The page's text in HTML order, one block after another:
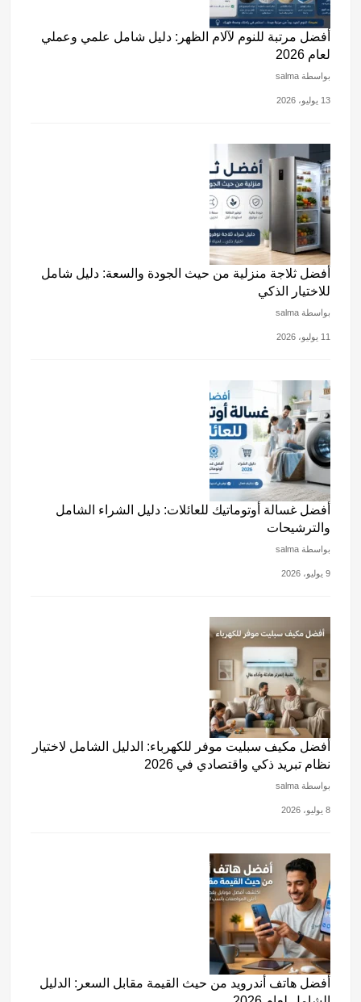
أفضل مرتبة للنوم لآلام الظهر: دليل شامل علمي وعملي
لعام 2026
بواسطة salma
13 يوليو، 2026
أفضل ثلاجة منزلية من حيث الجودة والسعة: دليل شامل
للاختيار الذكي
بواسطة salma
11 يوليو، 2026
أفضل غسالة أوتوماتيك للعائلات: دليل الشراء الشامل
والترشيحات
بواسطة salma
9 يوليو، 2026
أفضل مكيف سبليت موفر للكهرباء: الدليل الشامل لاختيار
نظام تبريد ذكي واقتصادي في 2026
بواسطة salma
8 يوليو، 2026
أفضل هاتف أندرويد من حيث القيمة مقابل السعر: الدليل